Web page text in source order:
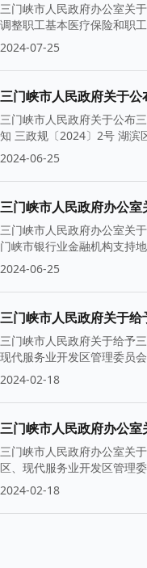
三门峡市人民政府办公室关
调整职工基本医疗保险和职
2024-07-25
三门峡市人民政府关于
三门峡市人民政府关于公布
知 三政规〔2024〕2号 湖滨
2024-06-25
三门峡市人民政府办公
三门峡市人民政府办公室关
门峡市银行业金融机构支持
2024-06-25
三门峡市人民政府关于
三门峡市人民政府关于给予
现代服务业开发区管理委员
2024-02-18
三门峡市人民政府办公
三门峡市人民政府办公室关
区、现代服务业开发区管理
2024-02-18